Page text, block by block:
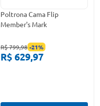
Poltrona Cama Flip
Member's Mark
R$ 799,98 -21%
R$ 629,97